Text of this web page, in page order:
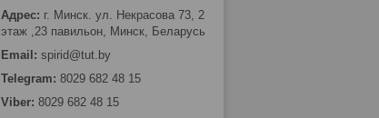
г. Минск. ул. Некрасова 73, 2
этаж ,23 павильон, Минск, Беларусь
spirid@tut.by
8029 682 48 15
8029 682 48 15